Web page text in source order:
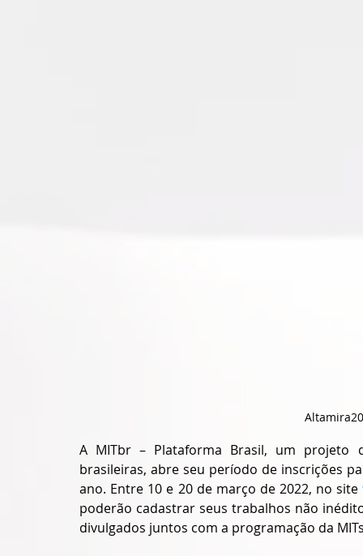
A MITbr – Plataforma Brasil, um projeto
brasileiras, abre seu período de inscrições
ano. Entre 10 e 20 de março de 2022, no site
poderão cadastrar seus trabalhos não
divulgados juntos com a programação da